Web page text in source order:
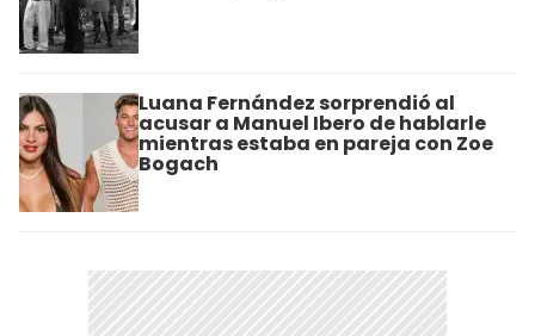
Luana Fernández sorprendió al
acusar a Manuel Ibero de hablarle
mientras estaba en pareja con Zoe
Bogach